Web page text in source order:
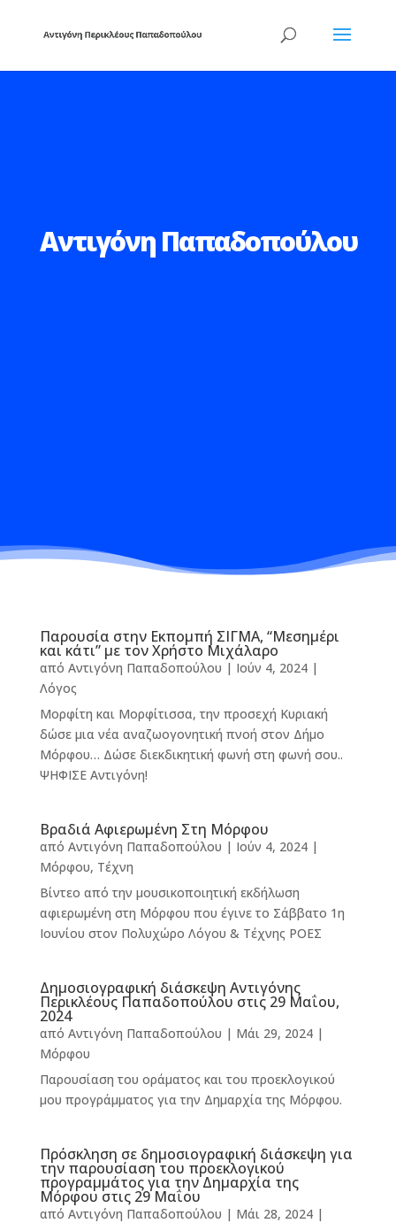
Αντιγόνη Παπαδοπούλου
Παρουσία στην Εκπομπή ΣΙΓΜΑ, “Μεσημέρι
και κάτι” με τον Χρήστο Μιχάλαρο
από Αντιγόνη Παπαδοπούλου | Ιούν 4, 2024|
Λόγος
Μορφίτη και Μορφίτισσα, την προσεχή Κυριακή
δώσε μια νέα αναζωογονητική πνοή στον Δήμο
Μόρφου… Δώσε διεκδικητική φωνή στη φωνή σου..
ΨΗΦΙΣΕ Αντιγόνη!
Βραδιά Αφιερωμένη Στη Μόρφου
από Αντιγόνη Παπαδοπούλου | Ιούν 4, 2024|
Μόρφου, Τέχνη
Βίντεο από την μουσικοποιητική εκδήλωση
αφιερωμένη στη Μόρφου που έγινε το Σάββατο 1η
Ιουνίου στον Πολυχώρο Λόγου & Τέχνης ΡΟΕΣ
Δημοσιογραφική διάσκεψη Αντιγόνης
Περικλέους Παπαδοπούλου στις 29 Μαΐου,
2024
από Αντιγόνη Παπαδοπούλου | Μάι 29, 2024|
Μόρφου
Παρουσίαση του οράματος και του προεκλογικού
μου προγράμματος για την Δημαρχία της Μόρφου.
Πρόσκληση σε δημοσιογραφική διάσκεψη για
την παρουσίαση του προεκλογικού
προγραμμάτος για την Δημαρχία της
Μόρφου στις 29 Μαΐου
από Αντιγόνη Παπαδοπούλου | Μάι 28, 2024|